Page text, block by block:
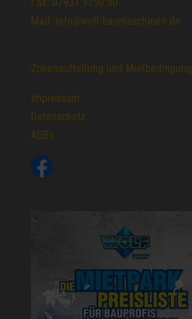
Mail: info@wolf-baumaschinen.de
Zonenaufteilung und Mietbedingung
Impressum
Datenschutz
AGBs